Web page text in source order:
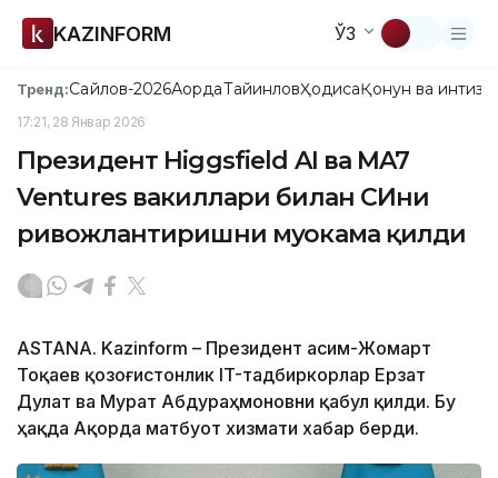
KAZINFORM ЎЗ
Тренд:Сайлов-2026АқордаТайинловҲодисаҚонун ва
17:21, 28 Январ 2026
Президент Higgsfield AI ва MA7
Ventures вакиллари билан СИни
ривожлантиришни муҳокама қилди
АSTANА. Kazinform – Президент Қасим-Жомарт
Тоқаев қозоғистонлик IT-тадбиркорлар Ерзат
Дулат ва Мурат Абдураҳмоновни қабул қилди. Бу
ҳақда Ақорда матбуот хизмати хабар берди.